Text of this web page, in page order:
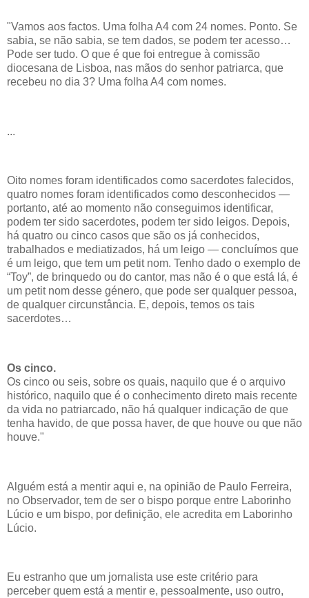
"Vamos aos factos. Uma folha A4 com 24 nomes. Ponto. Se
sabia, se não sabia, se tem dados, se podem ter acesso…
Pode ser tudo. O que é que foi entregue à comissão
diocesana de Lisboa, nas mãos do senhor patriarca, que
recebeu no dia 3? Uma folha A4 com nomes.
...
Oito nomes foram identificados como sacerdotes falecidos,
quatro nomes foram identificados como desconhecidos —
portanto, até ao momento não conseguimos identificar,
podem ter sido sacerdotes, podem ter sido leigos. Depois,
há quatro ou cinco casos que são os já conhecidos,
trabalhados e mediatizados, há um leigo — concluímos que
é um leigo, que tem um petit nom. Tenho dado o exemplo de
“Toy”, de brinquedo ou do cantor, mas não é o que está lá, é
um petit nom desse género, que pode ser qualquer pessoa,
de qualquer circunstância. E, depois, temos os tais
sacerdotes…
Os cinco.
Os cinco ou seis, sobre os quais, naquilo que é o arquivo
histórico, naquilo que é o conhecimento direto mais recente
da vida no patriarcado, não há qualquer indicação de que
tenha havido, de que possa haver, de que houve ou que não
houve."
Alguém está a mentir aqui e, na opinião de Paulo Ferreira,
no Observador, tem de ser o bispo porque entre Laborinho
Lúcio e um bispo, por definição, ele acredita em Laborinho
Lúcio.
Eu estranho que um jornalista use este critério para
perceber quem está a mentir e, pessoalmente, uso outro,